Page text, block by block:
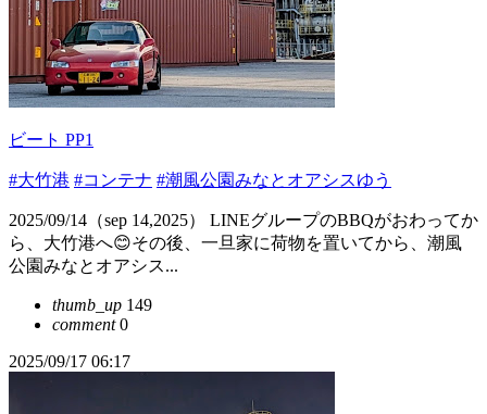
ビート PP1
#大竹港 #コンテナ #潮風公園みなとオアシスゆう
2025/09/14（sep 14,2025） LINEグループのBBQがおわってか
ら、大竹港へ😊その後、一旦家に荷物を置いてから、潮風
公園みなとオアシス...
thumb_up 149
comment0
2025/09/17 06:17